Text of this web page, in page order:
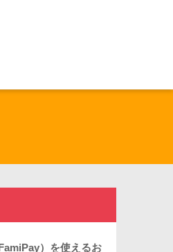
）を使えるお